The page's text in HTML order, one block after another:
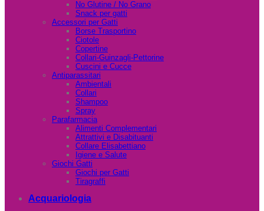
No Glutine / No Grano
Snack per gatti
Accessori per Gatti
Borse Trasportino
Ciotole
Copertine
Collari-Guinzagli-Pettorine
Cuscini e Cucce
Antiparassitari
Ambientali
Collari
Shampoo
Spray
Parafarmacia
Alimenti Complementari
Attrattivi e Disabituanti
Collare Elisabettiano
Igiene e Salute
Giochi Gatti
Giochi per Gatti
Tiragraffi
Acquariologia